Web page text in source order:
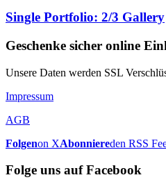
Single Portfolio: 2/3 Gallery
Geschenke sicher online
Unsere Daten werden SSL
Impressum
AGB
Folgenon XAbonniereden RSS
Folge uns auf Facebook